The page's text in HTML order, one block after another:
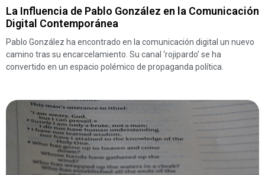
La Influencia de Pablo González en la Comunicación
Digital Contemporánea
Pablo González ha encontrado en la comunicación digital un nuevo
camino tras su encarcelamiento. Su canal ‘rojipardo’ se ha
convertido en un espacio polémico de propaganda política.